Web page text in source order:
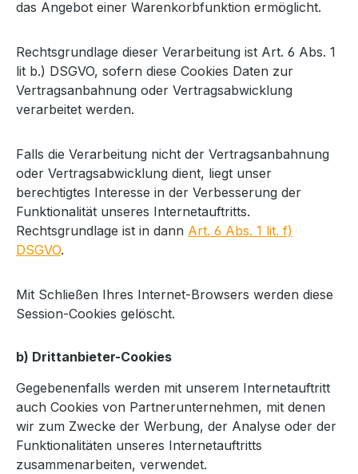
das Angebot einer Warenkorbfunktion ermöglicht.
Rechtsgrundlage dieser Verarbeitung ist Art. 6 Abs. 1
lit b.) DSGVO, sofern diese Cookies Daten zur
Vertragsanbahnung oder Vertragsabwicklung
verarbeitet werden.
Falls die Verarbeitung nicht der Vertragsanbahnung
oder Vertragsabwicklung dient, liegt unser
berechtigtes Interesse in der Verbesserung der
Funktionalität unseres Internetauftritts.
Rechtsgrundlage ist in dann Art. 6 Abs. 1 lit. f)
DSGVO.
Mit Schließen Ihres Internet-Browsers werden diese
Session-Cookies gelöscht.
b) Drittanbieter-Cookies
Gegebenenfalls werden mit unserem Internetauftritt
auch Cookies von Partnerunternehmen, mit denen
wir zum Zwecke der Werbung, der Analyse oder der
Funktionalitäten unseres Internetauftritts
zusammenarbeiten, verwendet.